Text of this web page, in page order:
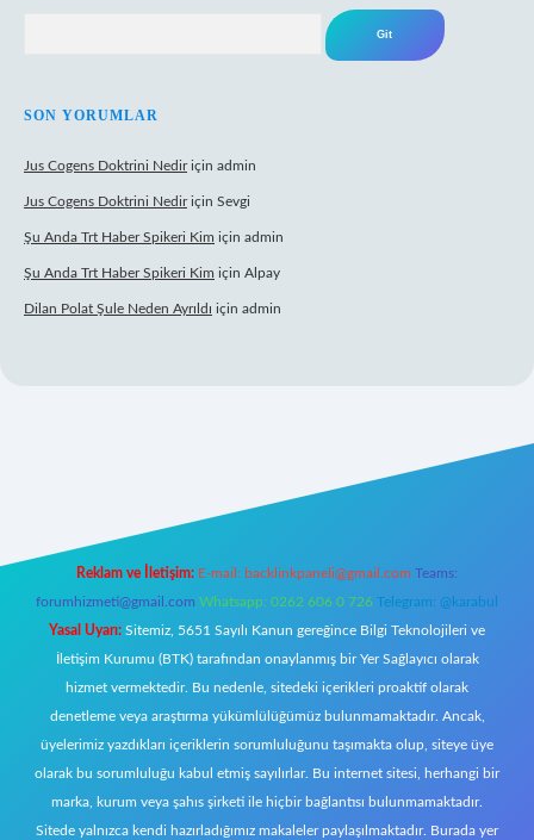
SON YORUMLAR
Jus Cogens Doktrini Nediriçin admin
Jus Cogens Doktrini Nediriçin Sevgi
Şu Anda Trt Haber Spikeri Kim için admin
Şu Anda Trt Haber Spikeri Kim için Alpay
Dilan Polat Şule Neden Ayrıldı için admin
Reklam ve İletişim: E-mail: backlinkpaneli@gmail.com Teams:
forumhizmeti@gmail.com Whatsapp: 0262 606 0 726 Telegram: @karabul
Yasal Uyarı: Sitemiz, 5651 Sayılı Kanun gereğince Bilgi Teknolojileri ve
İletişim Kurumu (BTK) tarafından onaylanmış bir Yer Sağlayıcı olarak
hizmet vermektedir. Bu nedenle, sitedeki içerikleri proaktif olarak
denetleme veya araştırma yükümlülüğümüz bulunmamaktadır. Ancak,
üyelerimiz yazdıkları içeriklerin sorumluluğunu taşımakta olup, siteye üye
olarak bu sorumluluğu kabul etmiş sayılırlar. Bu internet sitesi, herhangi bir
marka, kurum veya şahıs şirketi ile hiçbir bağlantısı bulunmamaktadır.
Sitede yalnızca kendi hazırladığımız makaleler paylaşılmaktadır. Burada yer